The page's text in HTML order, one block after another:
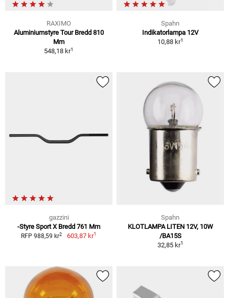
RAXIMO
Aluminiumstyre Tour Bredd 810
Mm
548,18 kr1
Spahn
Indikatorlampa 12V
10,88 kr1
gazzini
-Styre Sport X Bredd 761 Mm
RFP 988,59 kr2 603,87 kr1
Spahn
KLOTLAMPA LITEN 12V, 10W
/BA15S
32,85 kr1